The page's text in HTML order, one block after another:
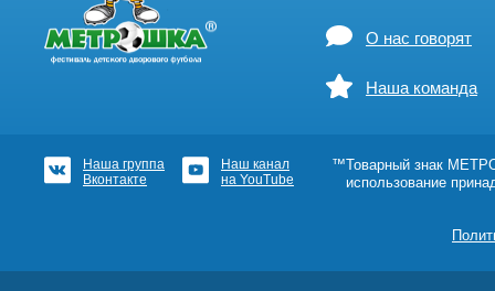
О нас говорят
Наша команда
Наша группа
Вконтакте
Наш канал
на YouTube
™Товарный знак
использование